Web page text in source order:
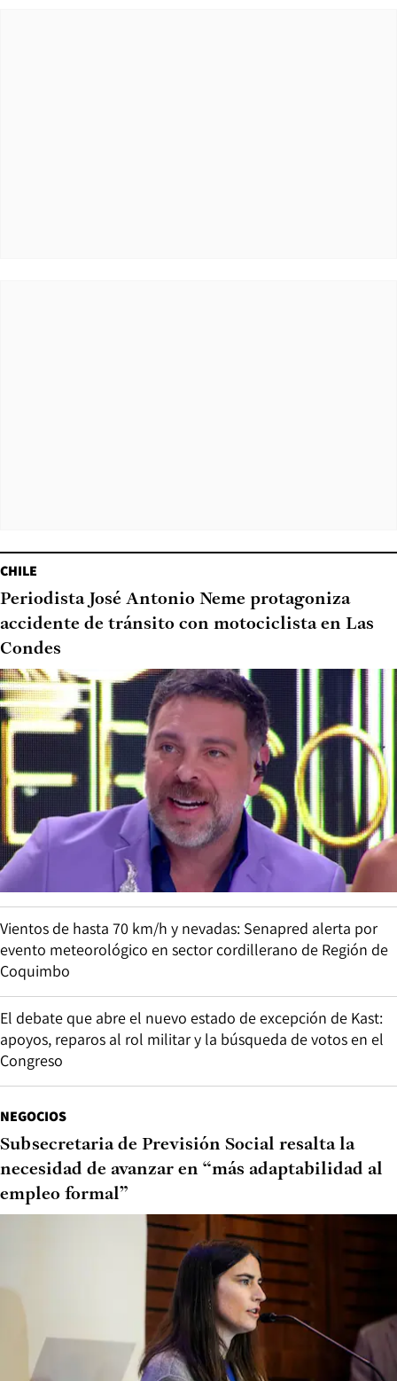
CHILE
Periodista José Antonio Neme protagoniza
accidente de tránsito con motociclista en Las
Condes
Vientos de hasta 70 km/h y nevadas: Senapred alerta por
evento meteorológico en sector cordillerano de Región de
Coquimbo
El debate que abre el nuevo estado de excepción de Kast:
apoyos, reparos al rol militar y la búsqueda de votos en el
Congreso
NEGOCIOS
Subsecretaria de Previsión Social resalta la
necesidad de avanzar en “más adaptabilidad al
empleo formal”